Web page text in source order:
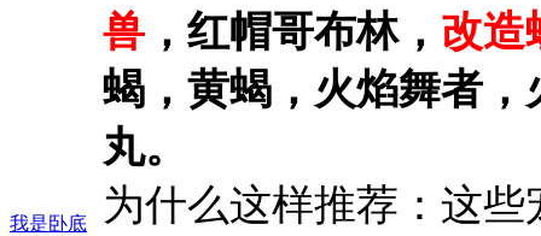
我是卧底
兽 ，红帽哥布林， 改造
蝎，黄蝎，火焰舞者
丸。
为什么这样推荐：这